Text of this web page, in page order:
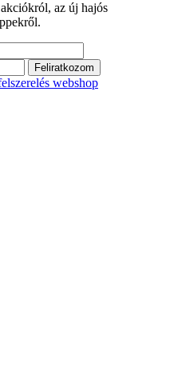
az új hajós
Feliratkozom